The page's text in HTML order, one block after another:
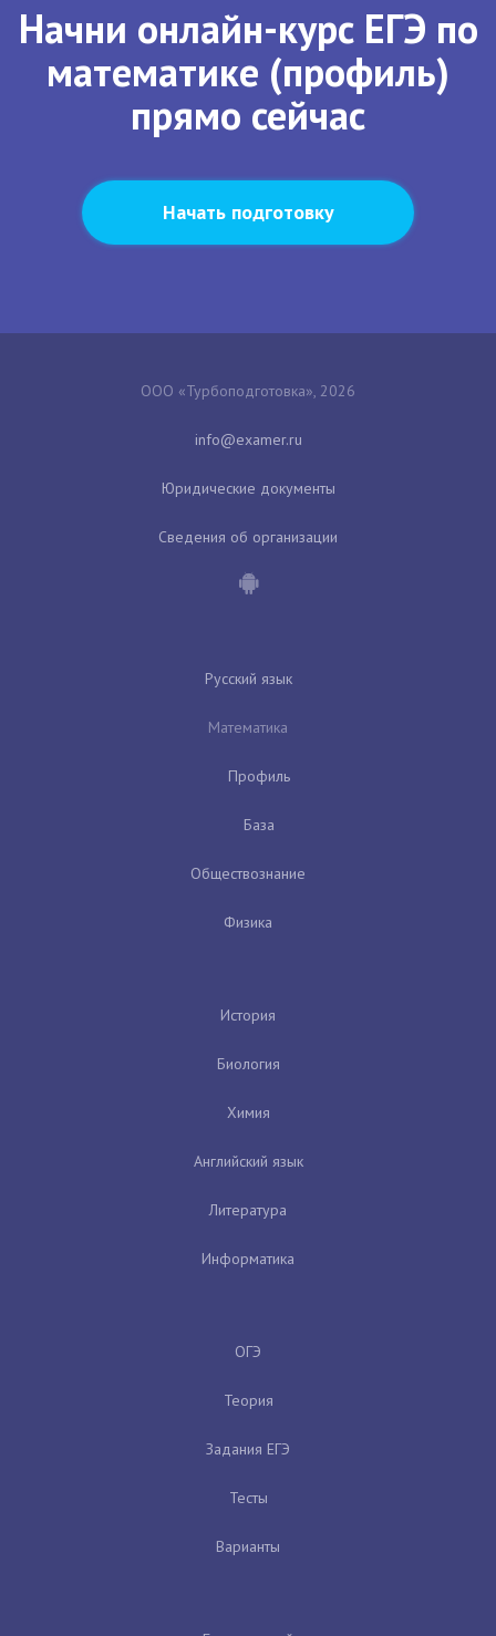
Начни онлайн-курс ЕГЭ по
математике (профиль)
прямо сейчас
Начать подготовку
ООО «Турбоподготовка», 2026
Юридические документы
Сведения об организации
Русский язык
Математика
Профиль
База
Обществознание
Физика
История
Биология
Химия
Английский язык
Литература
Информатика
ОГЭ
Теория
Задания ЕГЭ
Тесты
Варианты